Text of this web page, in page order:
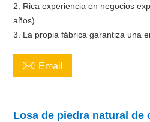
2. Rica experiencia en negocios
años)
3. La propia fábrica garantiza una
 Email
Losa de piedra natural de